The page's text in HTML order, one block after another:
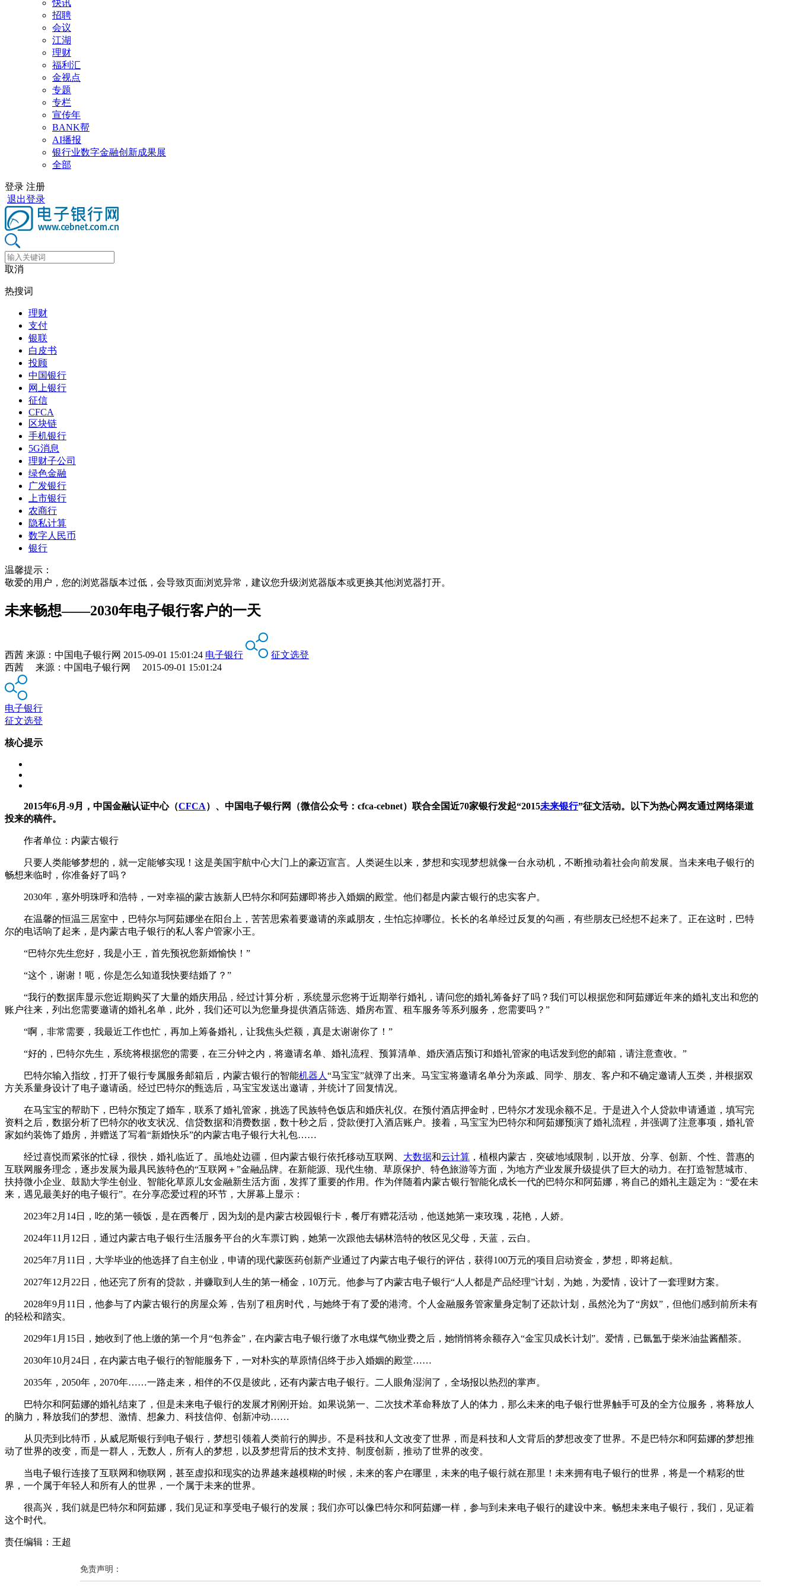
快讯
招聘
会议
江湖
理财
福利汇
金视点
专题
专栏
宣传年
BANK帮
AI播报
银行业数字金融创新成果展
全部
登录 注册
退出登录
取消
热搜词
理财
支付
银联
白皮书
投顾
中国银行
网上银行
征信
CFCA
区块链
手机银行
5G消息
理财子公司
绿色金融
广发银行
上市银行
农商行
隐私计算
数字人民币
银行
温馨提示：
敬爱的用户，您的浏览器版本过低，会导致页面浏览异常，建议您升级浏览器版本或更换其他浏览器打开。
未来畅想——2030年电子银行客户的一天
西茜 来源： 中国电子银行网 2015-09-01 15:01:24 电子银行
征文选登
西茜 来源：中国电子银行网 2015-09-01 15:01:24
电子银行
征文选登
核心提示
2015年6月-9月，中国金融认证中心（CFCA）、中国电子银行网（微信公众号：cfca-cebnet）联合全国近70家银行发起“2015未来银行”征文活动。以下为热心网友通过网络渠道
投来的稿件。
作者单位：内蒙古银行
只要人类能够梦想的，就一定能够实现！这是美国宇航中心大门上的豪迈宣言。人类诞生以来，梦想和实现梦想就像一台永动机，不断推动着社会向前发展。当未来电子银行的
畅想来临时，你准备好了吗？
2030年，塞外明珠呼和浩特，一对幸福的蒙古族新人巴特尔和阿茹娜即将步入婚姻的殿堂。他们都是内蒙古银行的忠实客户。
在温馨的恒温三居室中，巴特尔与阿茹娜坐在阳台上，苦苦思索着要邀请的亲戚朋友，生怕忘掉哪位。长长的名单经过反复的勾画，有些朋友已经想不起来了。正在这时，巴特
尔的电话响了起来，是内蒙古电子银行的私人客户管家小王。
“巴特尔先生您好，我是小王，首先预祝您新婚愉快！”
“这个，谢谢！呃，你是怎么知道我快要结婚了？”
“我行的数据库显示您近期购买了大量的婚庆用品，经过计算分析，系统显示您将于近期举行婚礼，请问您的婚礼筹备好了吗？我们可以根据您和阿茹娜近年来的婚礼支出和您的
账户往来，列出您需要邀请的婚礼名单，此外，我们还可以为您量身提供酒店筛选、婚房布置、租车服务等系列服务，您需要吗？”
“啊，非常需要，我最近工作也忙，再加上筹备婚礼，让我焦头烂额，真是太谢谢你了！”
“好的，巴特尔先生，系统将根据您的需要，在三分钟之内，将邀请名单、婚礼流程、预算清单、婚庆酒店预订和婚礼管家的电话发到您的邮箱，请注意查收。”
巴特尔输入指纹，打开了银行专属服务邮箱后，内蒙古银行的智能机器人 “马宝宝”就弹了出来。马宝宝将邀请名单分为亲戚、同学、朋友、客户和不确定邀请人五类，并根据双
方关系量身设计了电子邀请函。经过巴特尔的甄选后，马宝宝发送出邀请，并统计了回复情况。
在马宝宝的帮助下，巴特尔预定了婚车，联系了婚礼管家，挑选了民族特色饭店和婚庆礼仪。在预付酒店押金时，巴特尔才发现余额不足。于是进入个人贷款申请通道，填写完
资料之后，数据分析了巴特尔的收支状况、信贷数据和消费数据，数十秒之后，贷款便打入酒店账户。接着，马宝宝为巴特尔和阿茹娜预演了婚礼流程，并强调了注意事项，婚礼管
家如约装饰了婚房，并赠送了写着“新婚快乐”的内蒙古电子银行大礼包……
经过喜悦而紧张的忙碌，很快，婚礼临近了。虽地处边疆，但内蒙古银行依托移动互联网、 大数据和云计算 ，植根内蒙古，突破地域限制，以开放、分享、创新、个性、普惠的
互联网服务理念，逐步发展为最具民族特色的“互联网＋”金融品牌。在新能源、现代生物、草原保护、特色旅游等方面，为地方产业发展升级提供了巨大的动力。在打造智慧城市、
扶持微小企业、鼓励大学生创业、智能化草原儿女金融新生活方面，发挥了重要的作用。作为伴随着内蒙古银行智能化成长一代的巴特尔和阿茹娜，将自己的婚礼主题定为：“爱在未
来，遇见最美好的电子银行”。在分享恋爱过程的环节，大屏幕上显示：
2023年2月14日，吃的第一顿饭，是在西餐厅，因为划的是内蒙古校园银行卡，餐厅有赠花活动，他送她第一束玫瑰，花艳，人娇。
2024年11月12日，通过内蒙古电子银行生活服务平台的火车票订购，她第一次跟他去锡林浩特的牧区见父母，天蓝，云白。
2025年7月11日，大学毕业的他选择了自主创业，申请的现代蒙医药创新产业通过了内蒙古电子银行的评估，获得100万元的项目启动资金，梦想，即将起航。
2027年12月22日，他还完了所有的贷款，并赚取到人生的第一桶金，10万元。他参与了内蒙古电子银行“人人都是产品经理”计划，为她，为爱情，设计了一套理财方案。
2028年9月11日，他参与了内蒙古银行的房屋众筹，告别了租房时代，与她终于有了爱的港湾。个人金融服务管家量身定制了还款计划，虽然沦为了“房奴”，但他们感到前所未有
的轻松和踏实。
2029年1月15日，她收到了他上缴的第一个月“包养金”，在内蒙古电子银行缴了水电煤气物业费之后，她悄悄将余额存入“金宝贝成长计划”。爱情，已氤氲于柴米油盐酱醋茶。
2030年10月24日，在内蒙古电子银行的智能服务下，一对朴实的草原情侣终于步入婚姻的殿堂……
2035年，2050年，2070年……一路走来，相伴的不仅是彼此，还有内蒙古电子银行。二人眼角湿润了，全场报以热烈的掌声。
巴特尔和阿茹娜的婚礼结束了，但是未来电子银行的发展才刚刚开始。如果说第一、二次技术革命释放了人的体力，那么未来的电子银行世界触手可及的全方位服务，将释放人
的脑力，释放我们的梦想、激情、想象力、科技信仰、创新冲动……
从贝壳到比特币，从威尼斯银行到电子银行，梦想引领着人类前行的脚步。不是科技和人文改变了世界，而是科技和人文背后的梦想改变了世界。不是巴特尔和阿茹娜的梦想推
动了世界的改变，而是一群人，无数人，所有人的梦想，以及梦想背后的技术支持、制度创新，推动了世界的改变。
当电子银行连接了互联网和物联网，甚至虚拟和现实的边界越来越模糊的时候，未来的客户在哪里，未来的电子银行就在那里！未来拥有电子银行的世界，将是一个精彩的世
界，一个属于年轻人和所有人的世界，一个属于未来的世界。
很高兴，我们就是巴特尔和阿茹娜，我们见证和享受电子银行的发展；我们亦可以像巴特尔和阿茹娜一样，参与到未来电子银行的建设中来。畅想未来电子银行，我们，见证着
这个时代。
责任编辑：王超
免责声明：